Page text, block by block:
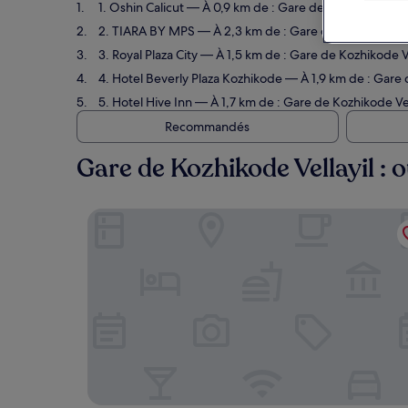
1. Oshin Calicut— À 0,9 km de : Gare de Kozhikode
2. TIARA BY MPS — À 2,3 km de : Gare de Kozhikode
3. Royal Plaza City— À 1,5 km de : Gare de Kozhikode
4. Hotel Beverly Plaza Kozhikode— À 1,9 km de : Gare
5. Hotel Hive Inn— À 1,7 km de : Gare de Kozhikode
Recommandés
Gare de Kozhikode Vellayil :